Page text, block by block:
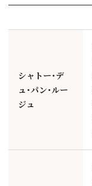
シャトー・デ
ュ・パン・ルー
ジュ